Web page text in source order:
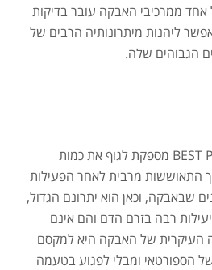
אחד ממרכיבי האבקה עובר בדיקות
ליהנות מיתרונותיה הרבים של
הגבוהים שלה.
אבקת חלבון BEST PROTEIN BPI מספקת לגוף את כמות
התאוששות מרבית לאחר הפעילות
שבאבקה, וכאן הוא יתרונם הגדול,
רבה בזרם הדם והם אינם
העיקרית של האבקה היא למקסם
של הספורטאי ומבלי לפגוע בטעמה